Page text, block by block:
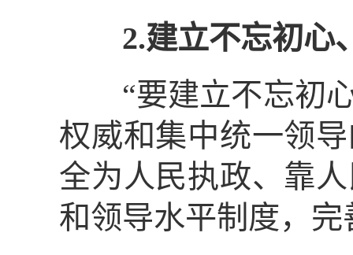
2.建立不忘初心
“要建立不忘初心
权威和集中统一领
全为人民执政、靠
和领导水平制度，